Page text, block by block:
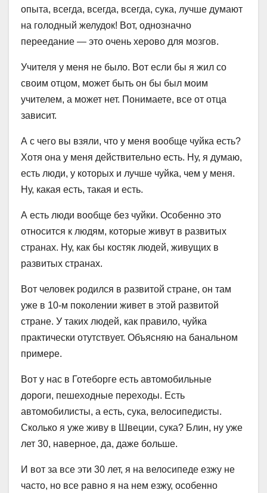
опыта, всегда, всегда, всегда, сука, лучше думают
на голодный желудок! Вот, однозначно
переедание — это очень херово для мозгов.
Учителя у меня не было. Вот если бы я жил со
своим отцом, может быть он бы был моим
учителем, а может нет. Понимаете, все от отца
зависит.
А с чего вы взяли, что у меня вообще чуйка есть?
Хотя она у меня действительно есть. Ну, я думаю,
есть люди, у которых и лучше чуйка, чем у меня.
Ну, какая есть, такая и есть.
А есть люди вообще без чуйки. Особенно это
относится к людям, которые живут в развитых
странах. Ну, как бы костяк людей, живущих в
развитых странах.
Вот человек родился в развитой стране, он там
уже в 10-м поколении живет в этой развитой
стране. У таких людей, как правило, чуйка
практически отутствует. Объясняю на банальном
примере.
Вот у нас в Готеборге есть автомобильные
дороги, пешеходные переходы. Есть
автомобилисты, а есть, сука, велосипедисты.
Сколько я уже живу в Швеции, сука? Блин, ну уже
лет 30, наверное, да, даже больше.
И вот за все эти 30 лет, я на велосипеде езжу не
часто, но все равно я на нем езжу, особенно